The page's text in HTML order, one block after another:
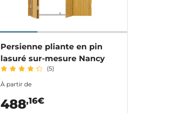
Persienne pliante en pin
lasuré sur-mesure Nancy
(5)
À partir de
488,16€